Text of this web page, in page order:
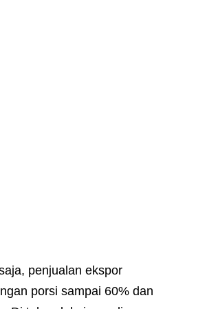
penjualan ekspor
porsi sampai 60% dan